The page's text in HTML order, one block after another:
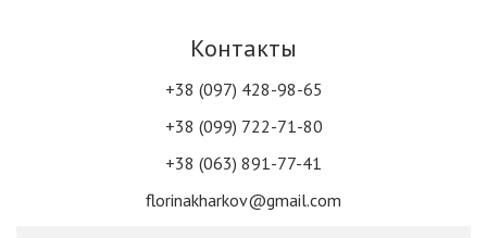
Контакты
+38 (097) 428-98-65
+38 (099) 722-71-80
+38 (063) 891-77-41
florinakharkov@gmail.com